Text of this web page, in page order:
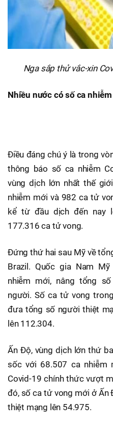
Nga sắp thử vắc-xin
Nhiều nước có số ca
Điều đáng chú ý là trong
thông báo số ca nhiễm
vùng dịch lớn nhất thế
nhiễm mới và 982 ca tử
kể từ đầu dịch đến nay
177.316 ca tử vong.
Đứng thứ hai sau Mỹ về
Brazil. Quốc gia Nam
nhiễm mới, nâng tổng
người. Số ca tử vong
đưa tổng số người thiệt
lên 112.304.
Ấn Độ, vùng dịch lớn thứ
sốc với 68.507 ca nhiễm
Covid-19 chính thức vượt
đó, số ca tử vong mới ở
thiệt mạng lên 54.975.